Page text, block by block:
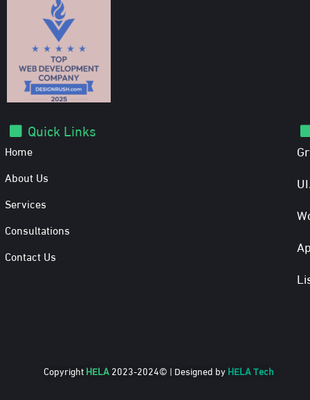
Home
About Us
Services
Consultations
Contact Us
Quick Links
CopyrightHELA2023-2024© | Designed byHELA Tech